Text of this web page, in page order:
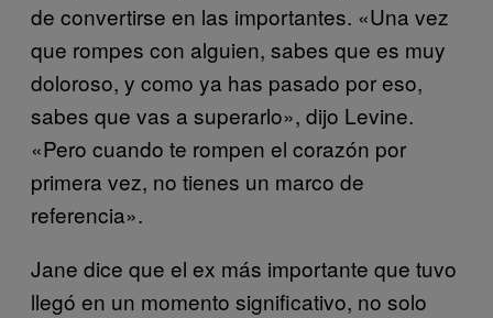
de convertirse en las importantes. «Una vez
que rompes con alguien, sabes que es muy
doloroso, y como ya has pasado por eso,
sabes que vas a superarlo», dijo Levine.
«Pero cuando te rompen el corazón por
primera vez, no tienes un marco de
referencia».
Jane dice que el ex más importante que tuvo
llegó en un momento significativo, no solo